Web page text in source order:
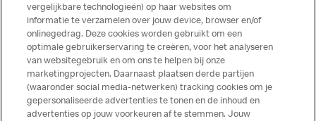
McDonald’s aanvaardt daarom geen aansprakelijkheid
indien een gast als gevolg van het binnenkrijgen van (een
spoor van) een allergeen lichamelijke klachten krijgt. Alle
producten kunnen sporen bevatten van dierlijke
ingrediënten. McDonald’s streeft er naar om de
voedingswaarde- en allergeneninformatie altijd up to date
te houden. De verstrekte informatie is alleen van
vergelijkbare technologieën) op haar websites om
informatie te verzamelen over jouw device, browser en/of
onlinegedrag. Deze cookies worden gebruikt om een
optimale gebruikerservaring te creëren, voor het analyseren
van websitegebruik en om ons te helpen bij onze
marketingprojecten. Daarnaast plaatsen derde partijen
(waaronder social media-netwerken) tracking cookies om je
gepersonaliseerde advertenties te tonen en de inhoud en
advertenties op jouw voorkeuren af te stemmen. Jouw